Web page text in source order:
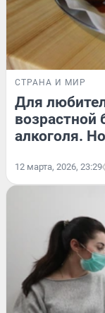
СТРАНА И МИР
Для
возрастной
алкоголя.
12 марта, 2026, 23:29